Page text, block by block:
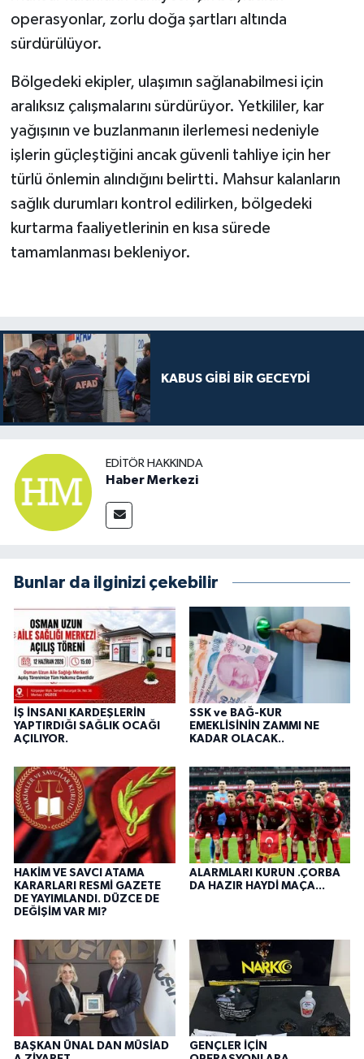
operasyonlar, zorlu doğa şartları altında
sürdürülüyor.
Bölgedeki ekipler, ulaşımın sağlanabilmesi için
aralıksız çalışmalarını sürdürüyor. Yetkililer, kar
yağışının ve buzlanmanın ilerlemesi nedeniyle
işlerin güçleştiğini ancak güvenli tahliye için her
türlü önlemin alındığını belirtti. Mahsur kalanların
sağlık durumları kontrol edilirken, bölgedeki
kurtarma faaliyetlerinin en kısa sürede
tamamlanması bekleniyor.
KABUS GİBİ BİR GECEYDİ
EDITÖR HAKKINDA
Haber Merkezi
Bunlar da ilginizi çekebilir
İŞ İNSANI KARDEŞLERİN
YAPTIRDIĞI SAĞLIK OCAĞI
AÇILIYOR.
SSK ve BAĞ-KUR
EMEKLİSİNİN ZAMMI NE
KADAR OLACAK..
HAKİM VE SAVCI ATAMA
KARARLARI RESMİ GAZETE
DE YAYIMLANDI. DÜZCE DE
DEĞİŞİM VAR MI?
ALARMLARI KURUN .ÇORBA
DA HAZIR HAYDİ MAÇA...
BAŞKAN ÜNAL DAN MÜSİAD
GENÇLER İÇİN